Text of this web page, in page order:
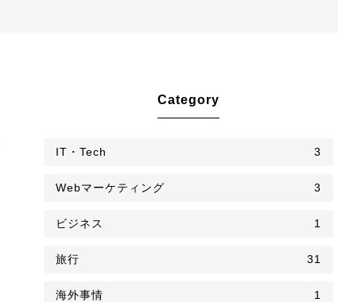
Category
IT・Tech 3
Webマーケティング 3
ビジネス 1
旅行 31
海外事情 1